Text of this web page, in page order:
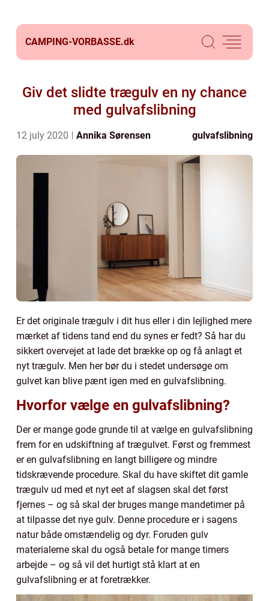
CAMPING-VORBASSE.dk
Giv det slidte trægulv en ny chance
med gulvafslibning
12 july 2020 Annika Sørensen gulvafslibning
Er det originale trægulv i dit hus eller i din lejlighed mere
mærket af tidens tand end du synes er fedt? Så har du
sikkert overvejet at lade det brække op og få anlagt et
nyt trægulv. Men her bør du i stedet undersøge om
gulvet kan blive pænt igen med en gulvafslibning.
Hvorfor vælge en gulvafslibning?
Der er mange gode grunde til at vælge en gulvafslibning
frem for en udskiftning af trægulvet. Først og fremmest
er en gulvafslibning en langt billigere og mindre
tidskrævende procedure. Skal du have skiftet dit gamle
trægulv ud med et nyt eet af slagsen skal det først
fjernes – og så skal der bruges mange mandetimer på
at tilpasse det nye gulv. Denne procedure er i sagens
natur både omstændelig og dyr. Foruden gulv
materialerne skal du også betale for mange timers
arbejde – og så vil det hurtigt stå klart at en
gulvafslibning er at foretrækker.